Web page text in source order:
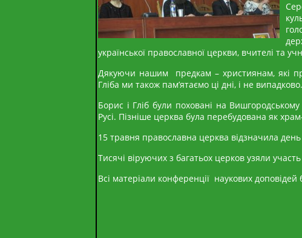
української православної церкви, вчителі та
Дякуючи нашим предкам – християнам, які
Гліба ми також пам’ятаємо ці дні, і не випадково.
Борис і Гліб були поховані на
Русі. Пізніше церква була перебудована як
15 травня православна церква відзначила день
Тисячі віруючих з багатьох церков узяли
Всі матеріали конференції наукових